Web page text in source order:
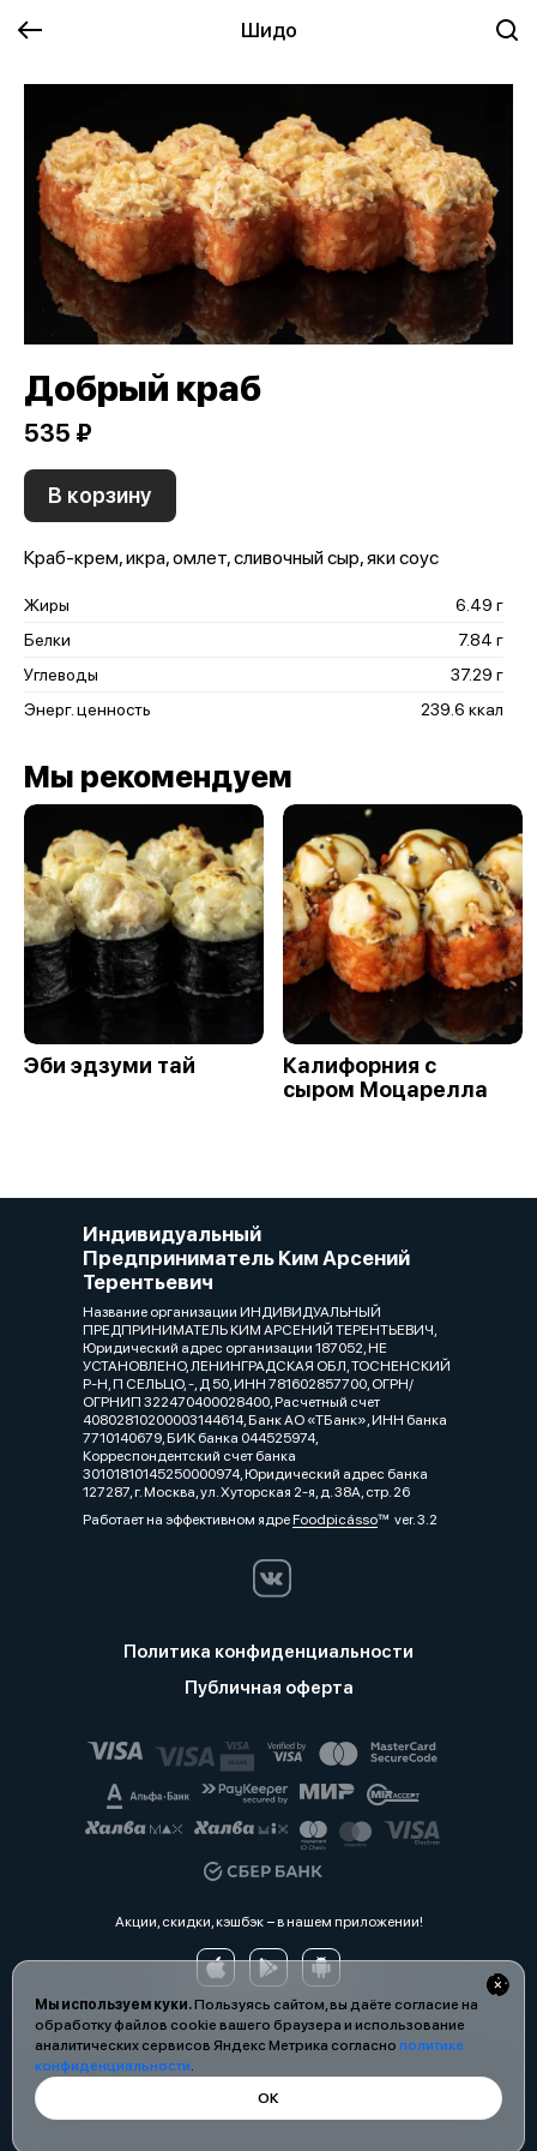
Шидо
Мы используем куки.Пользуясь сайтом, вы даёте согласие на
обработку файлов cookie вашего браузера и использование
аналитических сервисов Яндекс Метрика согласно политике
конфиденциальности.
ОК
Добрый краб
535 ₽
В корзину
Краб-крем, икра, омлет, сливочный сыр, яки соус
Жиры
6.49 г
Белки
7.84 г
Углеводы
37.29 г
Энерг. ценность
239.6 ккал
Мы рекомендуем
Эби эдзуми тай
Калифорния с
сыром Моцарелла
Индивидуальный
Предприниматель Ким Арсений
Терентьевич
Название организации ИНДИВИДУАЛЬНЫЙ
ПРЕДПРИНИМАТЕЛЬ КИМ АРСЕНИЙ ТЕРЕНТЬЕВИЧ,
Юридический адрес организации 187052, НЕ
УСТАНОВЛЕНО, ЛЕНИНГРАДСКАЯ ОБЛ, ТОСНЕНСКИЙ
Р-Н, П СЕЛЬЦО, -, Д 50, ИНН 781602857700, ОГРН/
ОГРНИП 322470400028400, Расчетный счет
40802810200003144614, Банк АО «ТБанк», ИНН банка
7710140679, БИК банка 044525974,
Корреспондентский счет банка
30101810145250000974, Юридический адрес банка
127287, г. Москва, ул. Хуторская 2-я, д. 38А, стр. 26
Работает на эффективном ядреFoodpicássover. 3.2
Политика конфиденциальности
Публичная оферта
Акции, скидки, кэшбэк − в нашем приложении!